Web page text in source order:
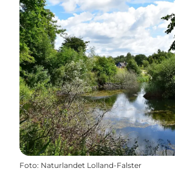
Foto: Naturlandet Lolland-Falster